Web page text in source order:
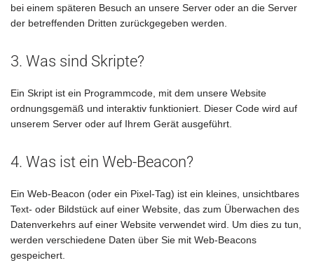
bei einem späteren Besuch an unsere Server oder an die Server
der betreffenden Dritten zurückgegeben werden.
3. Was sind Skripte?
Ein Skript ist ein Programmcode, mit dem unsere Website
ordnungsgemäß und interaktiv funktioniert. Dieser Code wird auf
unserem Server oder auf Ihrem Gerät ausgeführt.
4. Was ist ein Web-Beacon?
Ein Web-Beacon (oder ein Pixel-Tag) ist ein kleines, unsichtbares
Text- oder Bildstück auf einer Website, das zum Überwachen des
Datenverkehrs auf einer Website verwendet wird. Um dies zu tun,
werden verschiedene Daten über Sie mit Web-Beacons
gespeichert.